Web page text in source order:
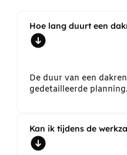
Hoe lang duurt een
De duur van een
gedetailleerde planning.
Kan ik tijdens de